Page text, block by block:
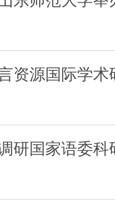
资源国际学术
研国家语委科